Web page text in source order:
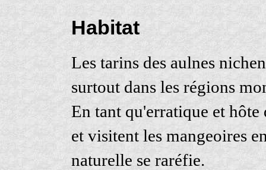
Habitat
Les tarins des aulnes
surtout dans les régions
En tant qu'erratique et hôte
et visitent les mangeoires
naturelle se raréfie.